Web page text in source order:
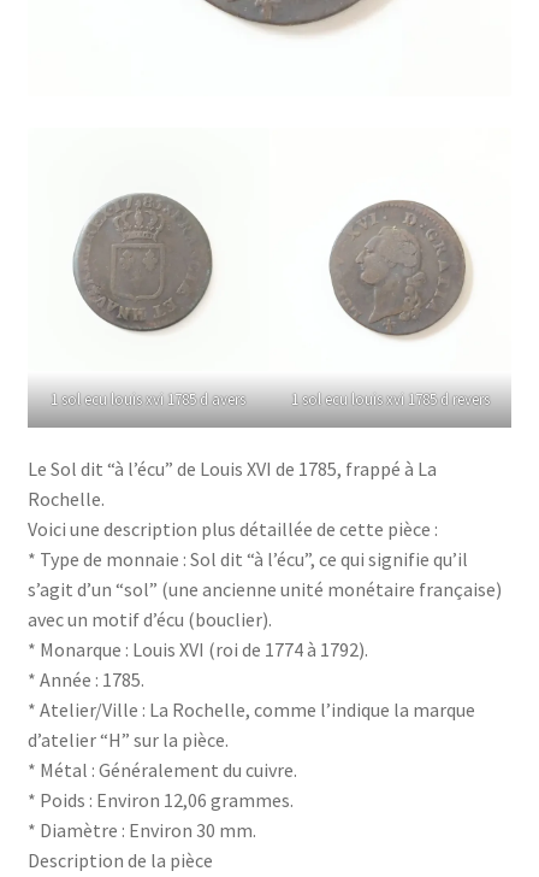
1 sol ecu louis xvi 1785 d avers 1 sol ecu louis xvi 1785 d revers
Le Sol dit “à l’écu” de Louis XVI de 1785, frappé à La
Rochelle.
Voici une description plus détaillée de cette pièce :
* Type de monnaie : Sol dit “à l’écu”, ce qui signifie qu’il
s’agit d’un “sol” (une ancienne unité monétaire française)
avec un motif d’écu (bouclier).
* Monarque : Louis XVI (roi de 1774 à 1792).
* Année : 1785.
* Atelier/Ville : La Rochelle, comme l’indique la marque
d’atelier “H” sur la pièce.
* Métal : Généralement du cuivre.
* Poids : Environ 12,06 grammes.
* Diamètre : Environ 30 mm.
Description de la pièce